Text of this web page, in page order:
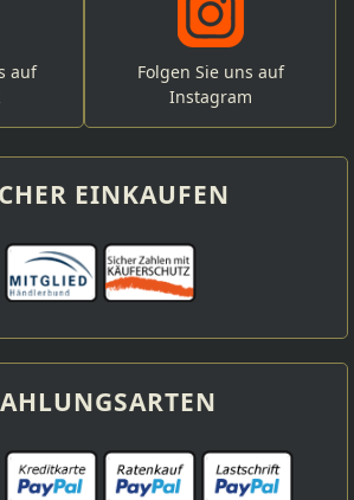
auf
Folgen Sie uns auf
Instagram
EINKAUFEN